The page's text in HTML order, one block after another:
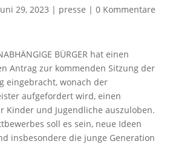
29, 2023 | presse | 0 Kommentare
BÜRGER hat einen
Antrag zur kommenden Sitzung der
eingebracht, wonach der
aufgefordert wird, einen
Kinder und Jugendliche auszuloben.
soll es sein, neue Ideen
insbesondere die junge Generation